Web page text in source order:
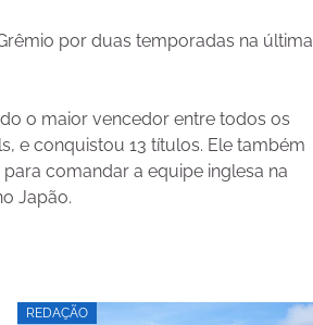
por duas temporadas na última
o maior vencedor entre todos os
e conquistou 13 títulos. Ele também
comandar a equipe inglesa na
Japão.
REDAÇÃO